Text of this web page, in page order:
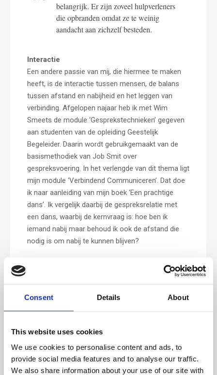
Consent Details About
This website uses cookies
We use cookies to personalise content and ads, to
provide social media features and to analyse our traffic.
We also share information about your use of our site with
belangrijk. Er zijn zoveel hulpverleners
die opbranden omdat ze te weinig
aandacht aan zichzelf besteden.
Interactie
Een andere passie van mij, die hiermee te maken
heeft, is de interactie tussen mensen, de balans
tussen afstand en nabijheid en het leggen van
verbinding. Afgelopen najaar heb ik met Wim
Smeets de module ‘Gesprekstechnieken’ gegeven
aan studenten van de opleiding Geestelijk
Begeleider. Daarin wordt gebruikgemaakt van de
basismethodiek van Job Smit over
gespreksvoering. In het verlengde van dit thema ligt
mijn module ‘Verbindend Communiceren’. Dat doe
ik naar aanleiding van mijn boek ‘Een prachtige
dans’. Ik vergelijk daarbij de gespreksrelatie met
een dans, waarbij de kernvraag is: hoe ben ik
iemand nabij maar behoud ik ook de afstand die
nodig is om nabij te kunnen blijven?
Verder geef ik ook de Capita Selecta ‘De weg naar
verbinding’, over Geweldloos communiceren.
Klinisch psycholoog Marshall Rosenberg, de
bedenker van Geweldloos communiceren, wijst
en ongemerkt. Door zijn methode toe te passen
word je je daarvan bewust en kun je leren om
oordeelloos te luisteren, te herkennen welke
behoefte onder een bepaald gevoel zit en concreet